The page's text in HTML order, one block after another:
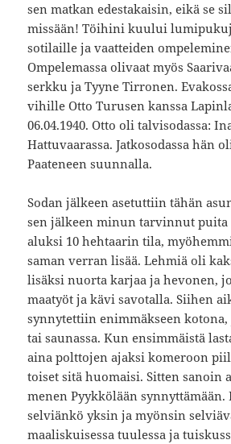
sen matkan edestakaisin, eikä se
missään! Töihini kuului
sotilaille ja vaatteiden
Ompelemassa olivaat myös
serkku ja Tyyne Tirronen.
vihille Otto Turusen kanssa
06.04.1940. Otto oli talvisodassa:
Hattuvaarassa. Jatkosodassa hän
Paateneen suunnalla.
Sodan jälkeen asetuttiin tähän
sen jälkeen minun tarvinnut puita
aluksi 10 hehtaarin tila,
saman verran lisää. Lehmiä oli
lisäksi nuorta karjaa ja hevonen,
maatyöt ja kävi savotalla. Siihen
synnytettiin enimmäkseen kotona,
tai saunassa. Kun ensimmäistä
aina polttojen ajaksi komeroon
toiset sitä huomaisi. Sitten sanoin
menen Pyykkölään synnyttämään.
selviänkö yksin ja myönsin
maaliskuisessa tuulessa ja